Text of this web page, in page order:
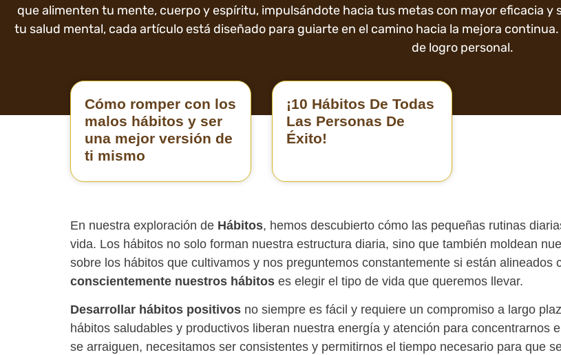
que alimenten tu mente, cuerpo y espíritu, impulsándote hacia tus metas con mayor eficacia
tu salud mental, cada artículo está diseñado para guiarte en el camino hacia la mejora
de logro personal.
Cómo romper con los
malos hábitos y ser
una mejor versión de
ti mismo
¡10 Hábitos De Todas
Las Personas De
Éxito!
En nuestra exploración de Hábitos, hemos descubierto cómo las pequeñas rutinas
vida. Los hábitos no solo forman nuestra estructura diaria, sino que también moldean
sobre los hábitos que cultivamos y nos preguntemos constantemente si están alineados
conscientemente nuestros hábitos es elegir el tipo de vida que queremos llevar.
Desarrollar hábitos positivos no siempre es fácil y requiere un compromiso a largo
hábitos saludables y productivos liberan nuestra energía y atención para concentrarnos
se arraiguen, necesitamos ser consistentes y permitirnos el tiempo necesario para que